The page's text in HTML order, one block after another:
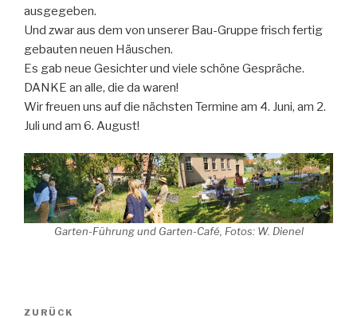
ausgegeben.
Und zwar aus dem von unserer Bau-Gruppe frisch fertig
gebauten neuen Häuschen.
Es gab neue Gesichter und viele schöne Gespräche.
DANKE an alle, die da waren!
Wir freuen uns auf die nächsten Termine am 4. Juni, am 2.
Juli und am 6. August!
Garten-Führung und Garten-Café, Fotos: W. Dienel
Beitragsnavigation
Vorheriger
ZURÜCK